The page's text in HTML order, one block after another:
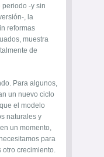
periodo -y sin
, la
reformas
muestra
de
Para algunos,
un nuevo ciclo
el modelo
naturales y
un momento,
para
crecimiento.